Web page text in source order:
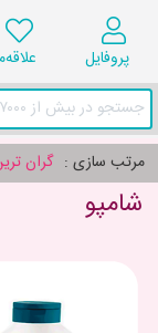
پروفایل
جستجو در بیش از ۷۰۰۰ کالا
مرتب سازی : گران
شامپو